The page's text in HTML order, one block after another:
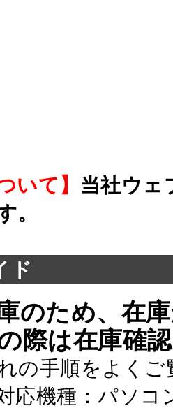
いて】 当社ウェ
。
ガイド
のため、在
際は在庫確
の手順をよくご
応機種：パソ